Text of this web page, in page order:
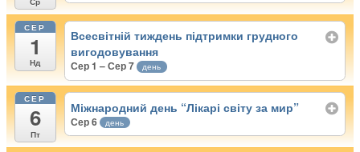
СЕР
1
Нд
Всесвітній тиждень підтримки грудного
вигодовування
Сер 1 – Сер 7 день
СЕР
6
Пт
Міжнародний день “Лікарі світу за мир”
Сер 6 день